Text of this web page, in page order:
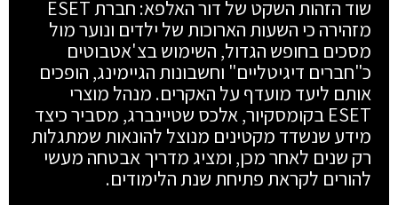
שוד הזהות השקט של דור האלפא: חברת ESET
מזהירה כי השעות הארוכות של ילדים ונוער מול
מסכים בחופש הגדול, השימוש בצ'אטבוטים
כ"חברים דיגיטליים" וחשבונות הגיימינג, הופכים
אותם ליעד מועדף על האקרים. מנהל מוצרי
ESET בקומסקיור, אלכס שטיינברג, מסביר כיצד
מידע שנשדד מקטינים מנוצל להונאות שמתגלות
רק שנים לאחר מכן, ומציג מדריך אבטחה מעשי
להורים לקראת פתיחת שנת הלימודים.